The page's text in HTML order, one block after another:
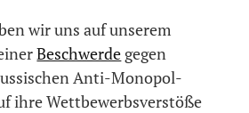
wir uns auf unserem
Beschwerde gegen
Anti-Monopol-
ihre Wettbewerbsverstöße